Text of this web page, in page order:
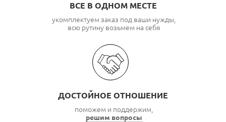
ВСЕ В ОДНОМ МЕСТЕ
укомплектуем заказ под ваши нужды,
всю рутину возьмем на себя
ДОСТОЙНОЕ ОТНОШЕНИЕ
поможем и поддержим,
решим вопросы